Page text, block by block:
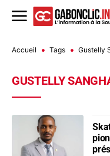
Accueil Tags Gustelly
GUSTELLY